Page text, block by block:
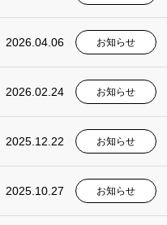
2026.04.06 お知らせ
2026.02.24 お知らせ
2025.12.22 お知らせ
2025.10.27 お知らせ